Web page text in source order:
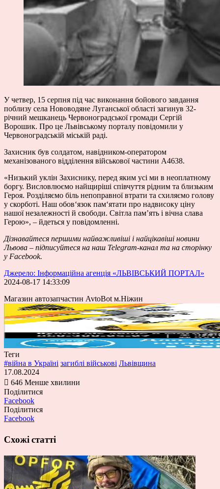
У четвер, 15 серпня під час виконання бойового завдання
поблизу села Нововодяне Луганської області загинув 32-
річний мешканець Червоноградської громади Сергій
Ворошик. Про це Львівському порталу повідомили у
Червоноградській міській раді.
Захисник був солдатом, навідником-оператором
механізованого відділення військової частини А4638.
«Низький уклін Захиснику, перед яким усі ми в неоплатному
боргу. Висловлюємо найщиріші співчуття рідним та близьким
Героя. Розділяємо біль непоправної втрати та схиляємо голову
у скорботі. Наш обов‘язок пам‘ятати про надвисоку ціну
нашої незалежності й свободи. Світла пам’ять і вічна слава
Герою», – йдеться у повідомленні.
Дізнавайтеся першими найважливіші і найцікавіші новини
Львова – підписуйтеся на наш Telegram-канал та на сторінку
у Facebook.
Джерело: Інформаційна агенція «ЛЬВІВСЬКИЙ ПОРТАЛ»
2024-08-17 14:33:09
Магазин автозапчастин AvtoBot м.Ніжин
Теги
#війна в Україні загиблі військові Львівщина
17.08.2024
646 Менше хвилини
Поділитися
Facebook
Поділитися
Facebook
Схожі статті